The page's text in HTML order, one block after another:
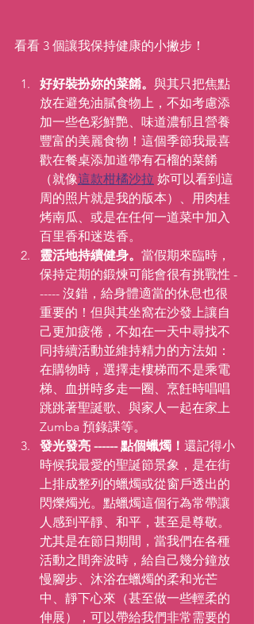
看看 3 個讓我保持健康的小撇步！
好好裝扮妳的菜餚。 與其只把焦點
放在避免油膩食物上，不如考慮添
加一些色彩鮮艷、味道濃郁且營養
豐富的美麗食物！這個季節我最喜
歡在餐桌添加道帶有石榴的菜餚
（就像這款柑橘沙拉 妳可以看到這
周的照片就是我的版本）、用肉桂
烤南瓜、或是在任何一道菜中加入
百里香和迷迭香。
靈活地持續健身。 當假期來臨時，
保持定期的鍛煉可能會很有挑戰性 -
----- 沒錯，給身體適當的休息也很
重要的！但與其坐窩在沙發上讓自
己更加疲倦，不如在一天中尋找不
同持續活動並維持精力的方法如：
在購物時，選擇走樓梯而不是乘電
梯、血拼時多走一圈、烹飪時唱唱
跳跳著聖誕歌、與家人一起在家上
Zumba 預錄課等。
發光發亮 ------ 點個蠟燭！ 還記得小
時候我最愛的聖誕節景象，是在街
上排成整列的蠟燭或從窗戶透出的
閃爍燭光。點蠟燭這個行為常帶讓
人感到平靜、和平，甚至是尊敬。
尤其是在節日期間，當我們在各種
活動之間奔波時，給自己幾分鐘放
慢腳步、沐浴在蠟燭的柔和光芒
中、靜下心來（甚至做一些輕柔的
伸展），可以帶給我們非常需要的